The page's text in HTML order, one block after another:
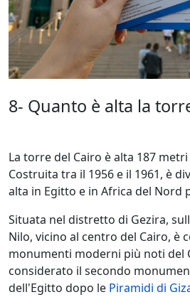
8- Quanto è alta la
La torre del Cairo è alta 187 metri
Costruita tra il 1956 e il 1961, è
alta in Egitto e in Africa del Nord
Situata nel distretto di Gezira,
Nilo, vicino al centro del Cairo, è
monumenti moderni più noti del
considerato il secondo
dell'Egitto dopo le Piramidi di